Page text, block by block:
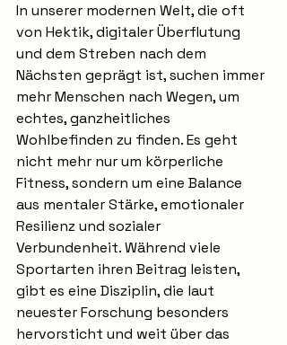
In unserer modernen Welt, die oft
von Hektik, digitaler Überflutung
und dem Streben nach dem
Nächsten geprägt ist, suchen immer
mehr Menschen nach Wegen, um
echtes, ganzheitliches
Wohlbefinden zu finden. Es geht
nicht mehr nur um körperliche
Fitness, sondern um eine Balance
aus mentaler Stärke, emotionaler
Resilienz und sozialer
Verbundenheit. Während viele
Sportarten ihren Beitrag leisten,
gibt es eine Disziplin, die laut
neuester Forschung besonders
hervorsticht und weit über das